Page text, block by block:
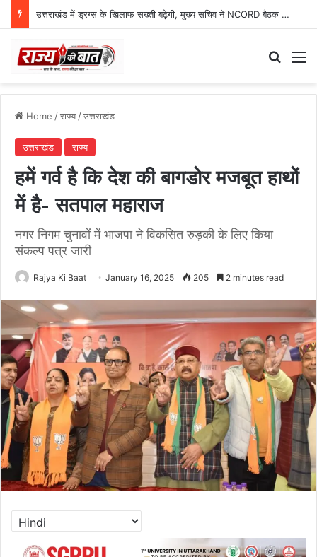
उत्तराखंड में ड्रग्स के खिलाफ सख्ती बढ़ेगी, मुख्य सचिव ने NCORD बैठक में दिए कड़े निर्देश
Home /राज्य/उत्तराखंड
उत्तराखंड राज्य
हमें गर्व है कि देश की बागडोर मजबूत हाथों
में है- सतपाल महाराज
नगर निगम चुनावों में भाजपा ने विकसित रुड़की के लिए किया
संकल्प पत्र जारी
Rajya Ki Baat January 16, 2025 205 2 minutes read